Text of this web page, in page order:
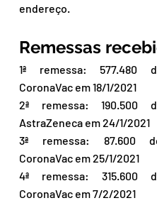
endereço.
Remessas
1ª remessa: 577.480
CoronaVac em 18/1/2021
2ª remessa: 190.500
AstraZeneca em 24/1/2021
3ª remessa: 87.600
CoronaVac em 25/1/2021
4ª remessa: 315.600
CoronaVac em 7/2/2021